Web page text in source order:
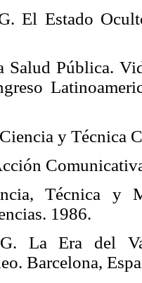
El Estado
Salud Pública.
y Técnica
Técnica y
1986.
La Era del
Barcelona,